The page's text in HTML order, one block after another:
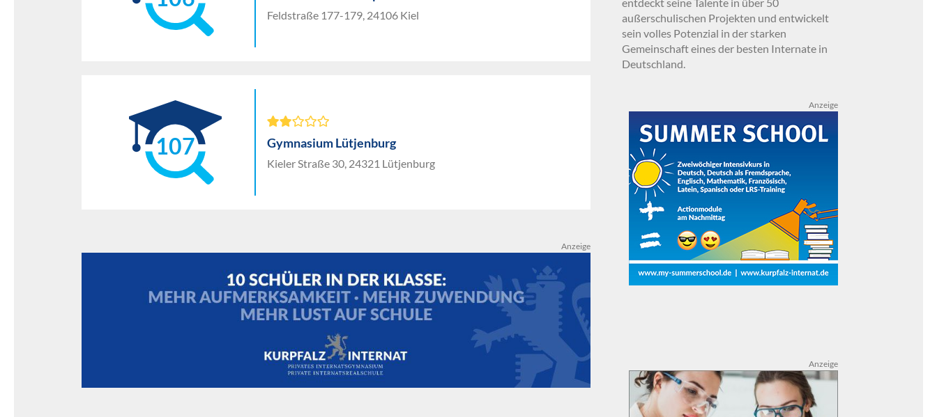
Feldstraße 177-179, 24106 Kiel
107 Gymnasium Lütjenburg
Kieler Straße 30, 24321 Lütjenburg
Anzeige
außerschulischen Projekten und entwickelt
sein volles Potenzial in der starken
Gemeinschaft eines der besten Internate in
Deutschland.
Anzeige
Anzeige